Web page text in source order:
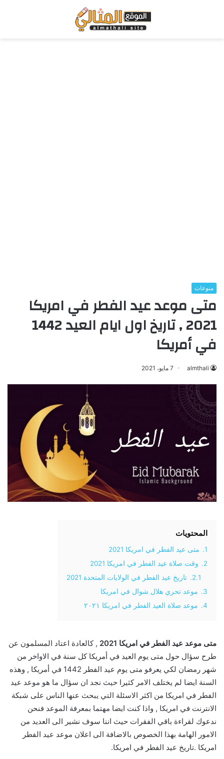
منوعات
متى موعد عيد الفطر في امريكا
2021 , تاريخ اول ايام العيد 1442
في أمريكا
almthali 7 مايو، 2021
المحتويات
1.
متى عيد الفطر في امريكا 2021
2.
وقت صلاة عيد الفطر في امريكا 2021
2.1.
تاريخ عيد الفطر في الولايات المتحدة 2021
3.
موعد تحري هلال شوال في امريكا
4.
موعد صلاة العيد الفطر في امريكا ٢٠٢١
متى موعد عيد الفطر في امريكا 2021
, كالعادة اعتاد المسلمون عن
طرح سؤال حول متى يوم العيد في أمريكا كل سنة في الاواخر من
شهر رمضان لكي يعرفو متى يوم عيد الفطر 1442 في أمريكا , وهذه
السنة ايضا لم يختلف الامر كثيرا حيث نجد ان سؤال ما هو موعد عيد
الفطر في امريكا من اكثر الاسئلة التي يبحث عنها الناس على شبكة
الانترنت في امريكا , واذا كنت ايضا مهتما بمعرفة الموعد فنحن
ندعوك لقراءة باقي الفقرات حيث اننا سوف نشير الى العديد من
الامور الهامة بهذا الخصوص بالاضافة الى اعلان موعد عيد الفطر
امريكا .تاريخ عيد الفطر في امريكا.